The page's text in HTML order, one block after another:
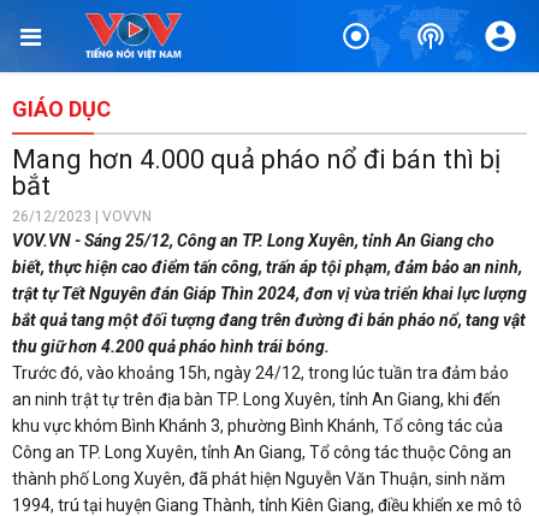
GIÁO DỤC
Mang hơn 4.000 quả pháo nổ đi bán thì bị
bắt
26/12/2023 | VOVVN
VOV.VN - Sáng 25/12, Công an TP. Long Xuyên, tỉnh An Giang cho
biết, thực hiện cao điểm tấn công, trấn áp tội phạm, đảm bảo an ninh,
trật tự Tết Nguyên đán Giáp Thìn 2024, đơn vị vừa triển khai lực lượng
bắt quả tang một đối tượng đang trên đường đi bán pháo nổ, tang vật
thu giữ hơn 4.200 quả pháo hình trái bóng.
Trước đó, vào khoảng 15h, ngày 24/12, trong lúc tuần tra đảm bảo
an ninh trật tự trên địa bàn TP. Long Xuyên, tỉnh An Giang, khi đến
khu vực khóm Bình Khánh 3, phường Bình Khánh, Tổ công tác của
Công an TP. Long Xuyên, tỉnh An Giang, Tổ công tác thuộc Công an
thành phố Long Xuyên, đã phát hiện Nguyễn Văn Thuận, sinh năm
1994, trú tại huyện Giang Thành, tỉnh Kiên Giang, điều khiển xe mô tô